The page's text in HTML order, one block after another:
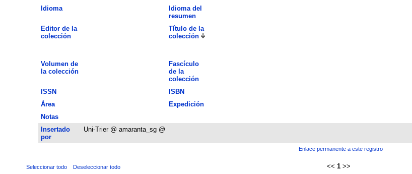
Idioma
Idioma del
resumen
Editor de la
colección
Título de la
colección
Volumen de
la colección
Fascículo
de la
colección
ISSN ISBN
Área
Expedición
Notas
Insertado
por
Uni-Trier @ amaranta_sg @
Enlace permanente a este registro
Seleccionar todo Deseleccionar todo << 1 >>